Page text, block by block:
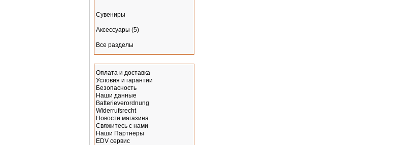
Сувениры
Аксессуары (5)
Все разделы
Оплата и доставка
Условия и гарантии
Безопасность
Наши данные
Batterieverordnung
Widerrufsrecht
Новости магазина
Свяжитесь с нами
Наши Партнеры
EDV сервис